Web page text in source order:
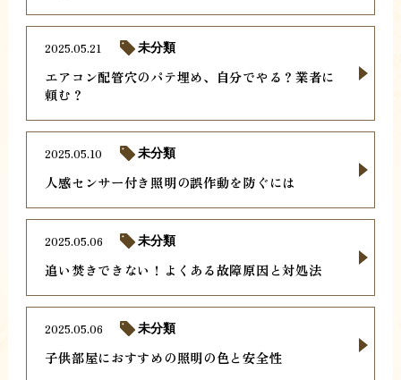
エアコン配管穴のパテ埋め、自分でやる？業者に
頼む？
2025.05.21 未分類
人感センサー付き照明の誤作動を防ぐには
2025.05.10 未分類
追い焚きできない！よくある故障原因と対処法
2025.05.06 未分類
子供部屋におすすめの照明の色と安全性
2025.05.06 未分類